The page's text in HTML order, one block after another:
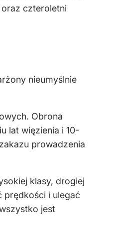
oraz czteroletni
nieumyślnie
Obrona
lat więzienia i 10-
prowadzenia
klasy, drogiej
prędkości i ulegać
jest